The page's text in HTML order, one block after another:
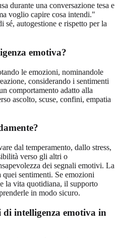
durante una conversazione tesa e
voglio capire cosa intendi."
sé, autogestione e rispetto per la
emotiva?
le emozioni, nominandole
considerando i sentimenti
comportamento adatto alla
ascolto, scuse, confini, empatia
dal temperamento, dallo stress,
verso gli altri o
dei segnali emotivi. La
sentimenti. Se emozioni
la vita quotidiana, il supporto
in modo sicuro.
di intelligenza emotiva in